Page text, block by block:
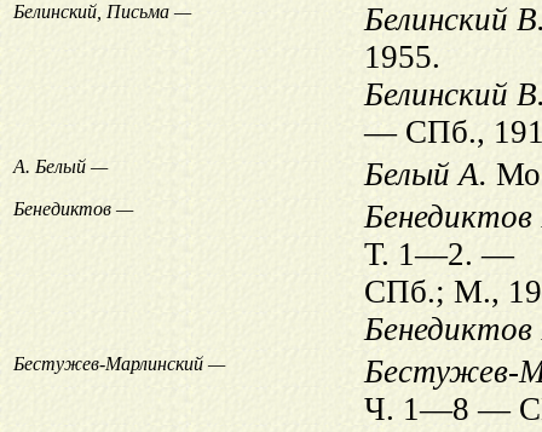
Белинский, Письма —
Белинский
1955.
Белинский
— СПб.,
А. Белый — Белый А.
Бенедиктов —
Т. 1—2. —
СПб.; М.,
Бестужев-Марлинский —
Бестужев-
Ч. 1—8 —